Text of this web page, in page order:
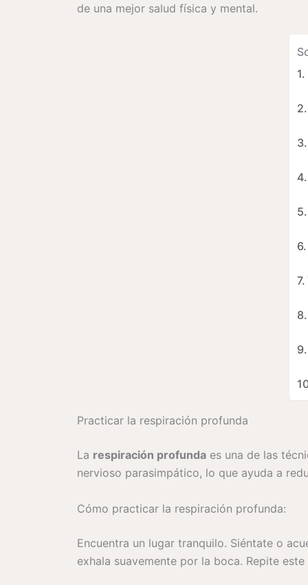
de una mejor salud física y mental.
Practicar la respiración profunda
La respiración profunda es una de las
nervioso parasimpático, lo que ayuda a
Cómo practicar la respiración profunda:
Encuentra un lugar tranquilo. Siéntate o
exhala suavemente por la boca. Repite